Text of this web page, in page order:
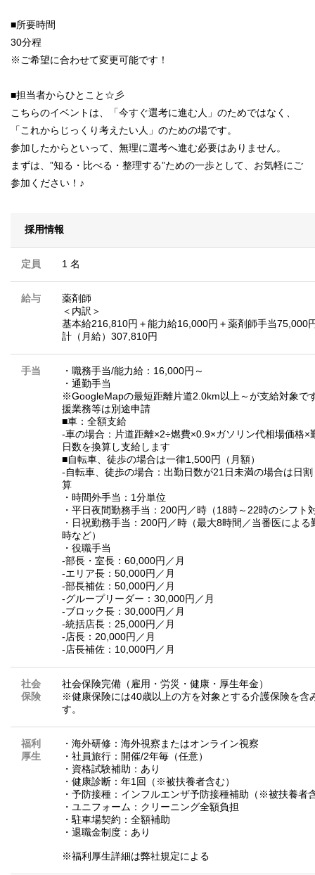
■所要時間
30分程
※ご希望に合わせて変更可能です！
■担当者からひとこと☆彡
こちらのイベントは、「今すぐ選考に進む人」のためではなく、
「これからじっくり考えたい人」のための場です。
参加したからといって、無理に選考へ進む必要はありません。
まずは、”知る・比べる・整理する”ための一歩として、お気軽にご
参加ください！♪
採用情報
定員 1 名
給与
薬剤師
＜内訳＞
基本給216,810円＋能力給16,000円＋薬剤師手当
計（月給）307,810円
手当
・職務手当/能力給：16,000円～
・通勤手当
※GoogleMapの最短距離片道2.0km以上～が支給対象で
援業務等は別途申請
■車：全額支給
‐車の場合：片道距離×2÷燃費×0.9×ガソリン代相場価格×
日数を換算し支給します
■自転車、徒歩の場合は一律1,500円（月額）
‐自転車、徒歩の場合：出勤日数が21日未満の場合は日
算
・時間外手当：1分単位
・平日夜間勤務手当：200円／時（18時～22時のシフト
・日祝勤務手当：200円／時（最大8時間／当番医による
時など）
・役職手当
‐部長・室長：60,000円／月
‐エリア長：50,000円／月
‐部長補佐：50,000円／月
‐グループリーダー：30,000円／月
‐ブロック長：30,000円／月
‐統括店長：25,000円／月
‐店長：20,000円／月
‐店長補佐：10,000円／月
社会
保険
社会保険完備（雇用・労災・健康・厚生年金）
※健康保険には40歳以上の方を対象とする介護保険を含
す。
福利
厚生
・海外研修：海外視察またはオンライン視察
・社員旅行：開催/2年毎（任意）
・資格試験補助：あり
・健康診断：年1回（※被扶養者含む）
・予防接種：インフルエンザ予防接種補助（※被扶養者
・ユニフォーム：クリーニング全額負担
・駐車場契約：全額補助
・退職金制度：あり
※福利厚生詳細は弊社規定による